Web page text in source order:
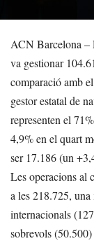
ACN Barcelona –
va gestionar
comparació amb
gestor estatal de
representen el
4,9% en el quart
ser 17.186 (un
Les operacions al
a les 218.725,
internacionals
sobrevols